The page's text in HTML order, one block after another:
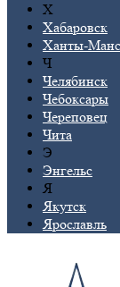
Х
Хабаровск
Ханты-
Ч
Челябинск
Чебоксары
Череповец
Чита
Э
Энгельс
Я
Якутск
Ярославль